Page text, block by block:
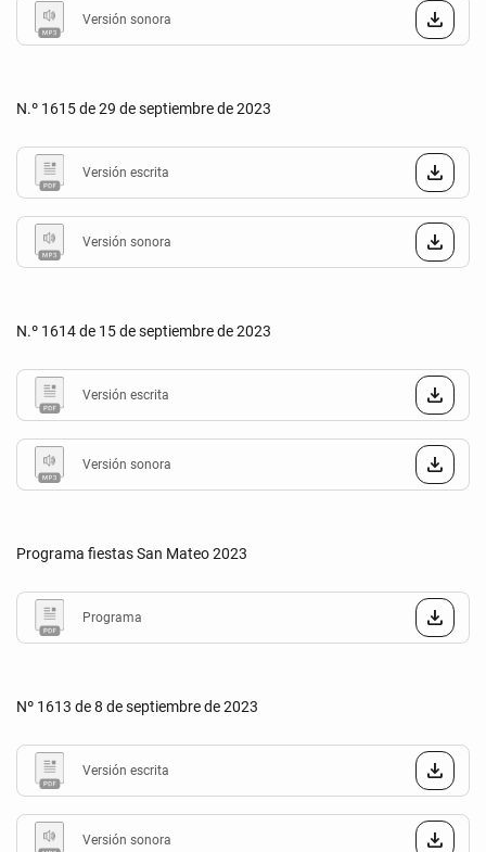
Versión sonora
N.º 1615 de 29 de septiembre de 2023
Versión escrita
Versión sonora
N.º 1614 de 15 de septiembre de 2023
Versión escrita
Versión sonora
Programa fiestas San Mateo 2023
Programa
Nº 1613 de 8 de septiembre de 2023
Versión escrita
Versión sonora